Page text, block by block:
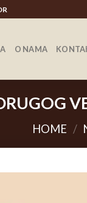
O NAMA
HOME /